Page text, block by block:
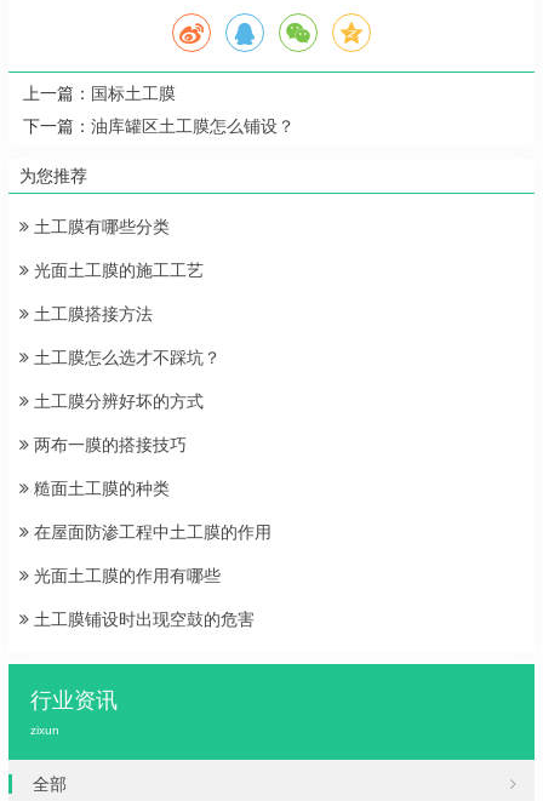
上一篇： 国标土工膜
下一篇： 油库罐区土工膜怎么铺设？
为您推荐
土工膜有哪些分类
光面土工膜的施工工艺
土工膜搭接方法
土工膜怎么选才不踩坑？
土工膜分辨好坏的方式
两布一膜的搭接技巧
糙面土工膜的种类
在屋面防渗工程中土工膜的作用
光面土工膜的作用有哪些
土工膜铺设时出现空鼓的危害
行业资讯
zixun
全部